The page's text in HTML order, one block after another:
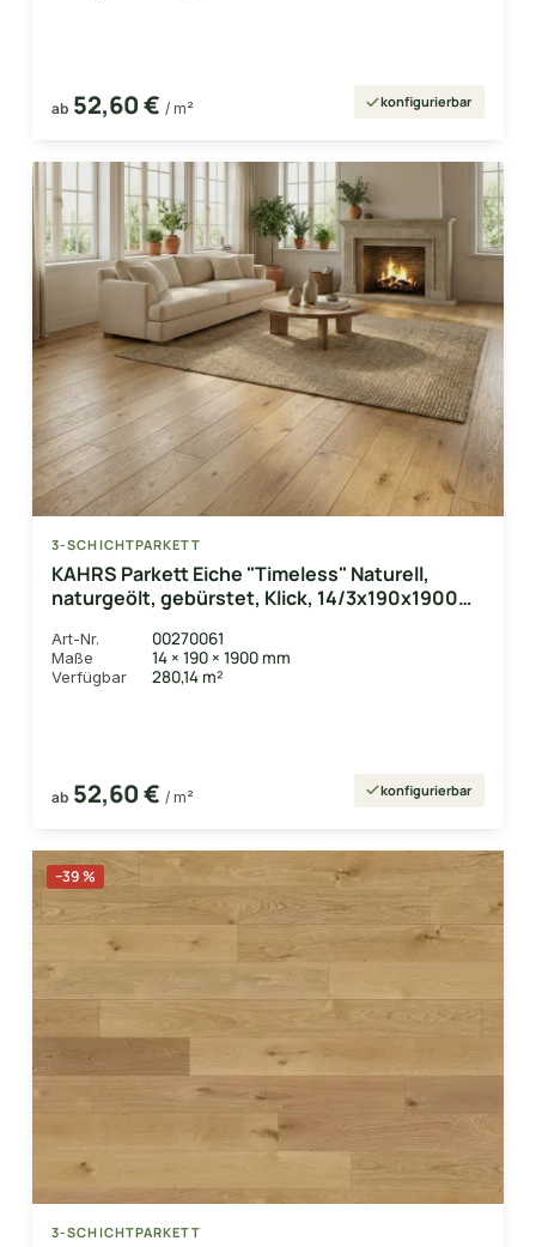
ab 52,60 € / m² konfigurierbar
3-SCHICHTPARKETT
KAHRS Parkett Eiche "Timeless" Naturell,
naturgeölt, gebürstet, Klick, 14/3x190x1900
Art-Nr. 00270061
Maße 14 × 190 × 1900 mm
Verfügbar 280,14 m²
ab 52,60 € / m² konfigurierbar
−39 %
3-SCHICHTPARKETT